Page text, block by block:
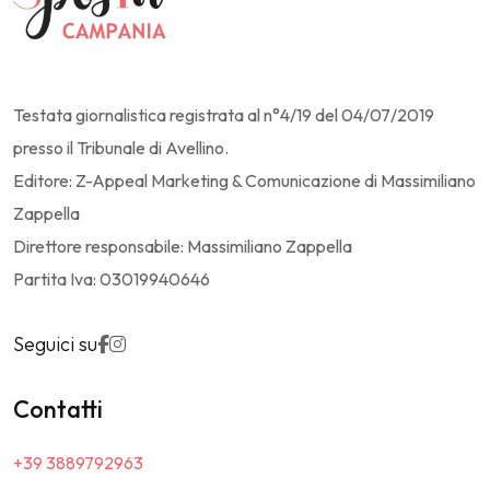
Testata giornalistica registrata al n°4/19 del 04/07/2019
presso il Tribunale di Avellino.
Editore: Z-Appeal Marketing & Comunicazione di Massimiliano
Zappella
Direttore responsabile: Massimiliano Zappella
Partita Iva: 03019940646
Seguici su
Contatti
+39 3889792963